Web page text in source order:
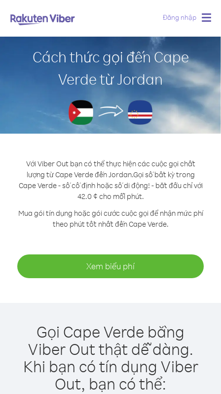
Đăng nhập
Cách thức gọi đến Cape
Verde từ Jordan
Với Viber Out bạn có thể thực hiện các cuộc gọi chất
lượng từ Cape Verde đến Jordan.Gọi số bất kỳ trong
Cape Verde - số cố định hoặc số di động! - bắt đầu chỉ với
42.0 ¢ cho mỗi phút.
Mua gói tín dụng hoặc gói cước cuộc gọi để nhận mức phí
theo phút tốt nhất đến Cape Verde.
Xem biểu phí
Gọi Cape Verde bằng
Viber Out thật dễ dàng.
Khi bạn có tín dụng Viber
Out, bạn có thể: